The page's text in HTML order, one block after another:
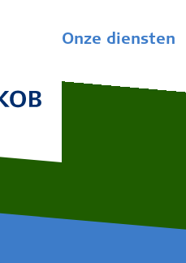
Onze diensten